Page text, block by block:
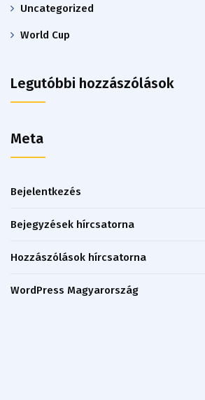
Uncategorized
World Cup
Legutóbbi hozzászólások
Meta
Bejelentkezés
Bejegyzések hírcsatorna
Hozzászólások hírcsatorna
WordPress Magyarország